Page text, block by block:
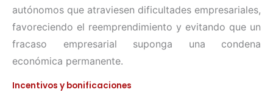
autónomos que atraviesen dificultades empresariales,
favoreciendo el reemprendimiento y evitando que un
fracaso empresarial suponga una condena
económica permanente.
Incentivos y bonificaciones